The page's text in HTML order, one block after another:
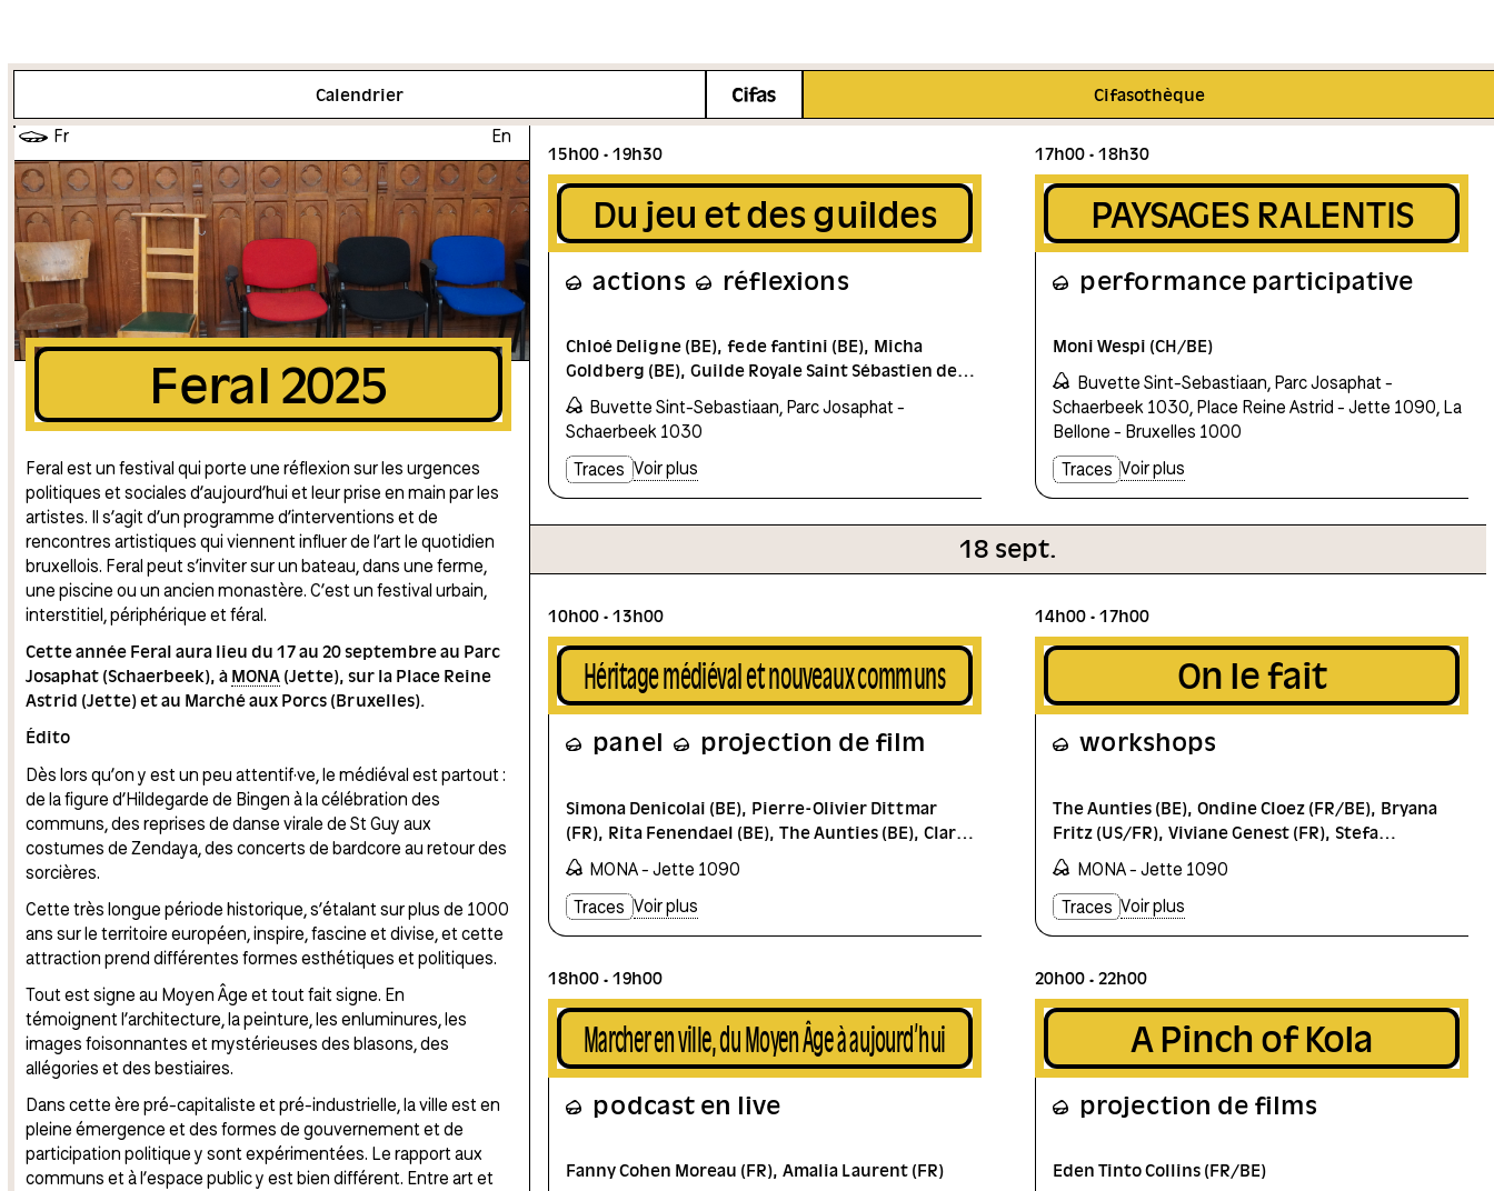
Calendrier Cifasothèque
Plus d'info
Fr En
Feral 2025
Feral est un festival qui porte une réflexion sur les urgences
politiques et sociales d’aujourd’hui et leur prise en main par les
artistes. Il s’agit d’un programme d’interventions et de
rencontres artistiques qui viennent influer de l’art le quotidien
bruxellois. Feral peut s’inviter sur un bateau, dans une ferme,
une piscine ou un ancien monastère. C’est un festival urbain,
interstitiel, périphérique et féral.
Cette année Feral aura lieu du 17 au 20 septembre au Parc
Josaphat (Schaerbeek), à MONA(Jette), sur la Place Reine
Astrid (Jette) et au Marché aux Porcs (Bruxelles).
Édito
Dès lors qu’on y est un peu attentif·ve, le médiéval est partout :
de la figure d’Hildegarde de Bingen à la célébration des
communs, des reprises de danse virale de St Guy aux
costumes de Zendaya, des concerts de bardcore au retour des
sorcières.
Cette très longue période historique, s’étalant sur plus de 1000
ans sur le territoire européen, inspire, fascine et divise, et cette
attraction prend différentes formes esthétiques et politiques.
Tout est signe au Moyen Âge et tout fait signe. En
témoignent l’architecture, la peinture, les enluminures, les
images foisonnantes et mystérieuses des blasons, des
allégories et des bestiaires.
Dans cette ère pré-capitaliste et pré-industrielle, la ville est en
pleine émergence et des formes de gouvernement et de
participation politique y sont expérimentées. Le rapport aux
communs et à l’espace public y est bien différent. Entre art et
Du jeu et des guildes
actions réflexions
Chloé Deligne (BE) fede fantini (BE) Micha
Goldberg (BE) Guilde Royale Saint Sébastien de
Schaerbeek (BE)
Chiara Monteverde (IT/BE)
(BE) Giulia Piana (IT/BE) Moni Wespi
(CH/BE)
McCloud Zicmuse (BE)
15h00 19h30
Buvette Sint-Sebastiaan, Parc Josaphat -
Schaerbeek 1030
Traces Voir plus
PAYSAGES RALENTIS
performance participative
Moni Wespi (CH/BE)
17h00 18h30
Buvette Sint-Sebastiaan, Parc Josaphat -
Schaerbeek 1030, Place Reine Astrid - Jette 1090, La
Bellone - Bruxelles 1000
Traces Voir plus
18 sept.
Héritage médiéval et nouveaux communs
panel projection de film
Simona Denicolai (BE) Pierre-Olivier Dittmar
(FR) Rita Fenendael (BE) The Aunties (BE) Clara
Thomine (BE)
10h00 13h00
MONA - Jette 1090
Traces Voir plus
On le fait
workshops
The Aunties (BE) Ondine Cloez (FR/BE) Bryana
Fritz (US/FR) Viviane Genest (FR) Stefa
Govaart (NL/BE)
(BE) aniara rodado (CO/FR)
14h00 17h00
MONA - Jette 1090
Traces Voir plus
Marcher en ville, du Moyen Âge à aujourd’hui
podcast en live
Fanny Cohen Moreau (FR) Amalia Laurent (FR)
18h00 19h00
A Pinch of Kola
projection de films
Eden Tinto Collins (FR/BE)
20h00 22h00